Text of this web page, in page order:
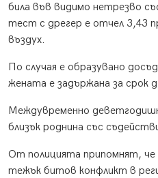
била във видимо нетрезво
тест с дрегер е отчел 3,43
въздух.
По случая е образувано
жената е задържана за срок
Междувременно
близък роднина със
От полицията припомнят, че
тежък битов конфликт в